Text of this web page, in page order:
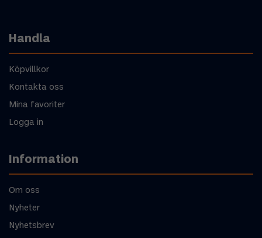
Handla
Köpvillkor
Kontakta oss
Mina favoriter
Logga in
Information
Om oss
Nyheter
Nyhetsbrev